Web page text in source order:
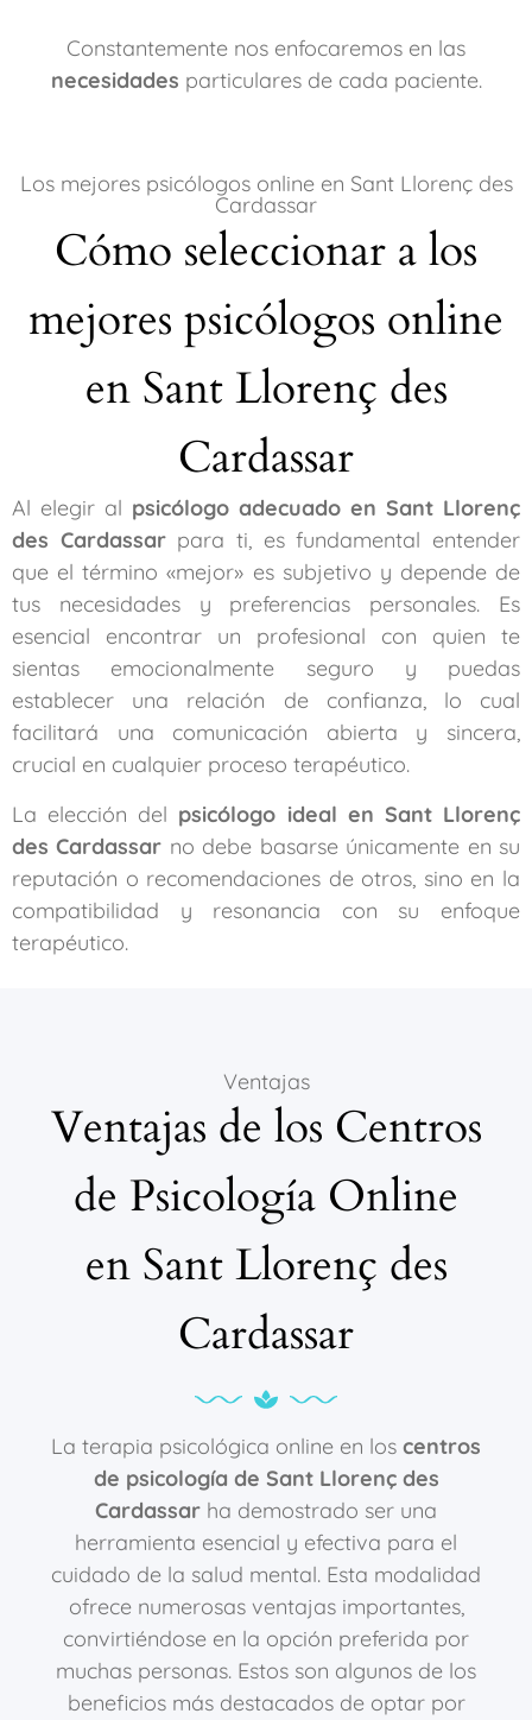
Constantemente nos enfocaremos en las
necesidades particulares de cada paciente.
Los mejores psicólogos online en Sant Llorenç des
Cardassar
Cómo seleccionar a los
mejores psicólogos online
en Sant Llorenç des
Cardassar
Al elegir al psicólogo adecuado en Sant Llorenç
des Cardassarpara ti, es fundamental entender
que el término «mejor» es subjetivo y depende de
tus necesidades y preferencias personales. Es
esencial encontrar un profesional con quien te
sientas emocionalmente seguro y puedas
establecer una relación de confianza, lo cual
facilitará una comunicación abierta y sincera,
crucial en cualquier proceso terapéutico.
La elección del psicólogo ideal en Sant Llorenç
des Cardassar no debe basarse únicamente en su
reputación o recomendaciones de otros, sino en la
compatibilidad y resonancia con su enfoque
terapéutico.
Ventajas
Ventajas de los Centros
de Psicología Online
en Sant Llorenç des
Cardassar
La terapia psicológica online en los centros
de psicología de Sant Llorenç des
Cardassar ha demostrado ser una
herramienta esencial y efectiva para el
cuidado de la salud mental. Esta modalidad
ofrece numerosas ventajas importantes,
convirtiéndose en la opción preferida por
muchas personas. Estos son algunos de los
beneficios más destacados de optar por